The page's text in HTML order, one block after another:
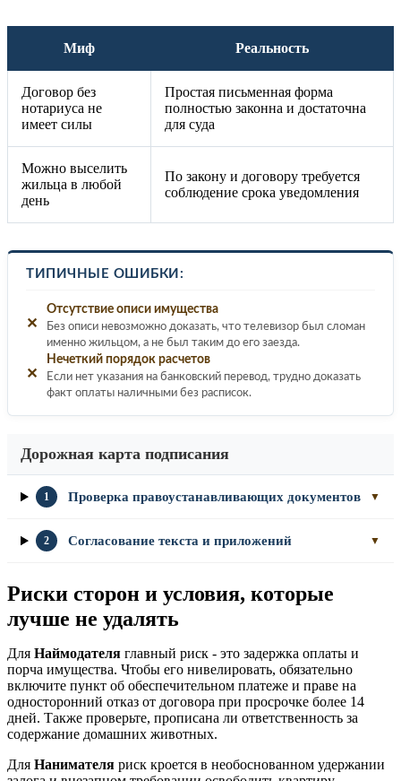
Миф Реальность
Договор без
нотариуса не
имеет силы
Простая письменная форма
полностью законна и достаточна
для суда
Можно выселить
жильца в любой
день
По закону и договору требуется
соблюдение срока уведомления
ТИПИЧНЫЕ ОШИБКИ:
✕
Отсутствие описи имущества
Без описи невозможно доказать, что телевизор был сломан
именно жильцом, а не был таким до его заезда.
✕
Нечеткий порядок расчетов
Если нет указания на банковский перевод, трудно доказать
факт оплаты наличными без расписок.
Дорожная карта подписания
1 Проверка правоустанавливающих документов ▼
2 Согласование текста и приложений ▼
Риски сторон и условия, которые
лучше не удалять
Для Наймодателя главный риск - это задержка оплаты и
порча имущества. Чтобы его нивелировать, обязательно
включите пункт об обеспечительном платеже и праве на
односторонний отказ от договора при просрочке более 14
дней. Также проверьте, прописана ли ответственность за
содержание домашних животных.
Для Нанимателя риск кроется в необоснованном удержании